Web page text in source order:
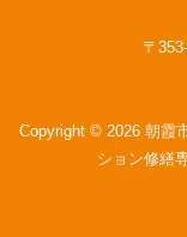
〒
Copyright © 2026 朝霞
ション修繕